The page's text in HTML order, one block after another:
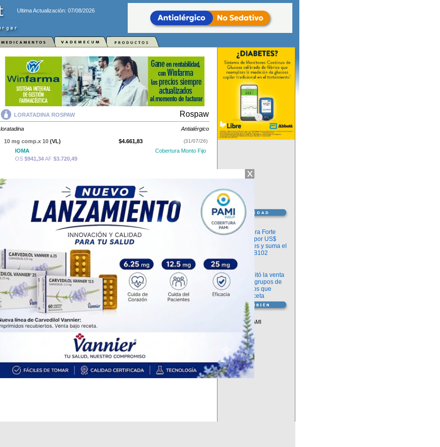
Ultima Actualización: 07/08/2026
LORATADINA ROSPAW Rospaw
loratadina Antialérgico
10 mg comp.x 10 (VL) $4.661,83 (31/07/26)
IOMA
Cobertura Monto Fijo
OS $941,34AF $3.720,49
LORATADINA ROSPAWcontieneloratadinay se indica como
Antialérgico
. Es producido porRospawy cuenta con 1 presentación
disponible.
Explorar más
Otros productos con
Otros productos deRospaw
Información
argenx compra Forte
Biosciences por US$
2.200 millones y suma el
anticuerpo FB102
Información
ANMAT habilitó la venta
libre de diez grupos de
medicamentos que
requerían receta
Vademécum
Descuentos PAMI